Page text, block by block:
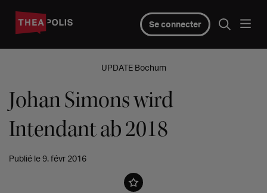
Se connecter
UPDATE Bochum
Johan Simons wird
Intendant ab 2018
Publié le 9. févr 2016